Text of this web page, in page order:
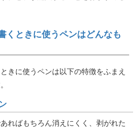
くときに使うペンはどんなも
きに使うペンは以下の特徴をふまえ
ればもちろん消えにくく、剥がれた